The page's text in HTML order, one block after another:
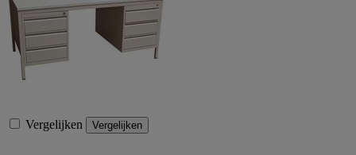
Vergelijken Vergelijken